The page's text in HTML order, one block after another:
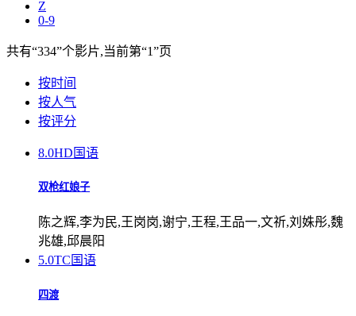
Z
0-9
共有“334”个影片,当前第“1”页
按时间
按人气
按评分
8.0HD国语
双枪红娘子
陈之辉,李为民,王岗岗,谢宁,王程,王品一,文祈,刘姝彤,魏
兆雄,邱晨阳
5.0TC国语
四渡